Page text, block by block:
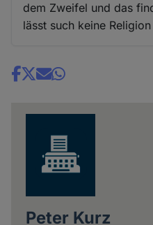
dem Zweifel und das
lässt such keine
Share
Peter Kurz